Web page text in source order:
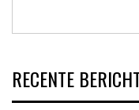
RECENTE